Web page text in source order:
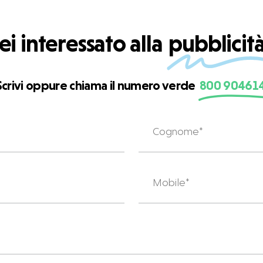
interessato alla
oppure chiama il numero verde 800
ANAGRAFICI